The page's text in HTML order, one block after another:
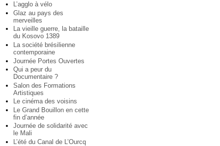
L’agglo à vélo
Glaz au pays des
merveilles
La vieille guerre, la bataille
du Kosovo 1389
La société brésilienne
contemporaine
Journée Portes Ouvertes
Qui a peur du
Documentaire ?
Salon des Formations
Artistiques
Le cinéma des voisins
Le Grand Bouillon en cette
fin d’année
Journée de solidarité avec
le Mali
L’été du Canal de L’Ourcq